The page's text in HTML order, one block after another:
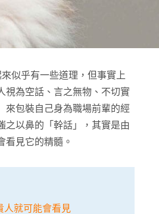
似乎有一些道理，但事實上
視為空話、言之無物、不切實
來包裝自己身為職場前輩的經
之以鼻的「幹話」，其實是由
看見它的精髓。
人就可能會看見